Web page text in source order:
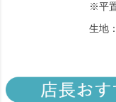
※平
生地